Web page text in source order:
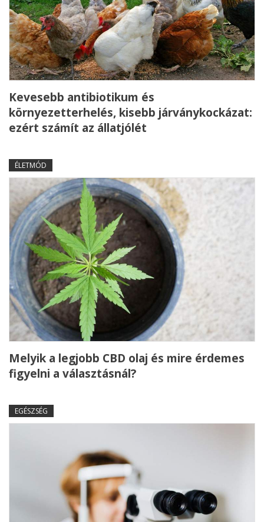
Kevesebb antibiotikum és
környezetterhelés, kisebb járványkockázat:
ezért számít az állatjólét
ÉLETMÓD
Melyik a legjobb CBD olaj és mire érdemes
figyelni a választásnál?
EGÉSZSÉG